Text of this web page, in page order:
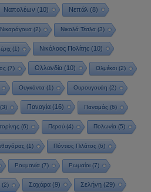
Ναπολέων (10) Νεπάλ (8)
Νικαράγουα(2) Νικολά Τέσλα(3)
(1) Νικόλαος Πολίτης(10)
(7) Ολλανδία(10) Ολμέκοι(2)
Ουγκάντα(1) Ουρουγουάη (2)
(3) Παναγία(16) Παναμάς (6)
(6) Περού (4) Πολωνία (5)
(1) Πόντιος Πιλάτος (6)
Ρουμανία (7) Ρωμαίοι (7)
(2) Σαχάρα (9) Σελήνη (29)